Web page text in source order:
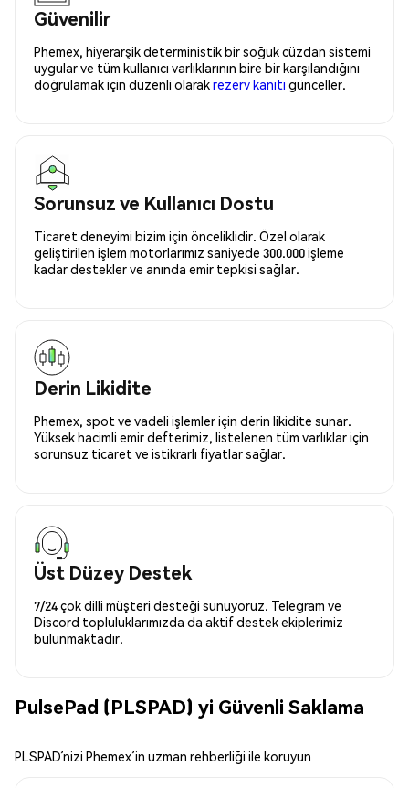
Güvenilir
Phemex, hiyerarşik deterministik bir soğuk cüzdan sistemi
uygular ve tüm kullanıcı varlıklarının bire bir karşılandığını
doğrulamak için düzenli olarakrezerv kanıtı günceller.
Sorunsuz ve Kullanıcı Dostu
Ticaret deneyimi bizim için önceliklidir. Özel olarak
geliştirilen işlem motorlarımız saniyede 300.000 işleme
kadar destekler ve anında emir tepkisi sağlar.
Derin Likidite
Phemex, spot ve vadeli işlemler için derin likidite sunar.
Yüksek hacimli emir defterimiz, listelenen tüm varlıklar için
sorunsuz ticaret ve istikrarlı fiyatlar sağlar.
Üst Düzey Destek
7/24 çok dilli müşteri desteği sunuyoruz. Telegram ve
Discord topluluklarımızda da aktif destek ekiplerimiz
bulunmaktadır.
PulsePad (PLSPAD) yi Güvenli Saklama
PLSPAD’nizi Phemex’in uzman rehberliği ile koruyun